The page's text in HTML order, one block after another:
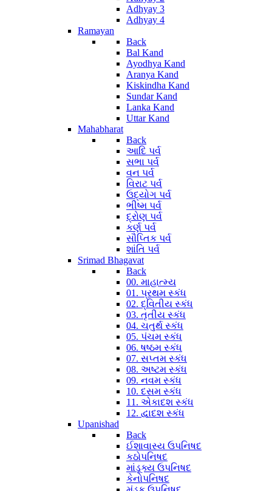
Adhyay 3
Adhyay 4
Ramayan
Back
Bal Kand
Ayodhya Kand
Aranya Kand
Kiskindha Kand
Sundar Kand
Lanka Kand
Uttar Kand
Mahabharat
Back
આદિ પર્વ
સભા પર્વ
વન પર્વ
વિરાટ પર્વ
ઉદ્યોગ પર્વ
ભીષ્મ પર્વ
દ્રોણ પર્વ
કર્ણ પર્વ
સૌપ્તિક પર્વ
શાંતિ પર્વ
Srimad Bhagavat
Back
00. માહાત્મ્ય
01. પ્રથમ સ્કંધ
02. દ્વિતીય સ્કંધ
03. તૃતીય સ્કંધ
04. ચતુર્થ સ્કંધ
05. પંચમ સ્કંધ
06. ષષ્ઠમ સ્કંધ
07. સપ્તમ સ્કંધ
08. અષ્ટમ સ્કંધ
09. નવમ સ્કંધ
10. દસમ સ્કંધ
11. એકાદશ સ્કંધ
12. દ્વાદશ સ્કંધ
Upanishad
Back
ઈશાવાસ્ય ઉપનિષદ
કઠોપનિષદ
માંડૂક્ય ઉપનિષદ
કેનોપનિષદ